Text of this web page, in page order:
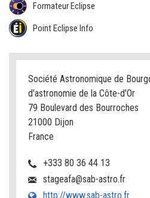
Formateur Eclipse
Point Eclipse Info
Société Astronomique de
d'astronomie de la Côte-d'Or
79 Boulevard des Bourroches
21000 Dijon
France
+333 80 36 44 13
stageafa@sab-astro.fr
http://www.sab-astro.fr